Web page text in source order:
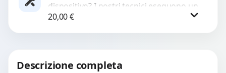
dispositivo? I nostri tecnici eseguono un
check-up completo con strumenti
avanzati per...
20,00€
Descrizione completa